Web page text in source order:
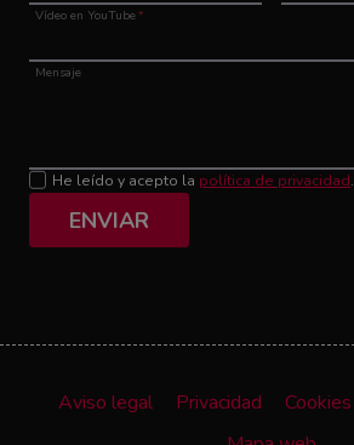
Vídeo en YouTube*
Mensaje
He leído y acepto la política de privacidad.
ENVIAR
Aviso legal Privacidad Cookies